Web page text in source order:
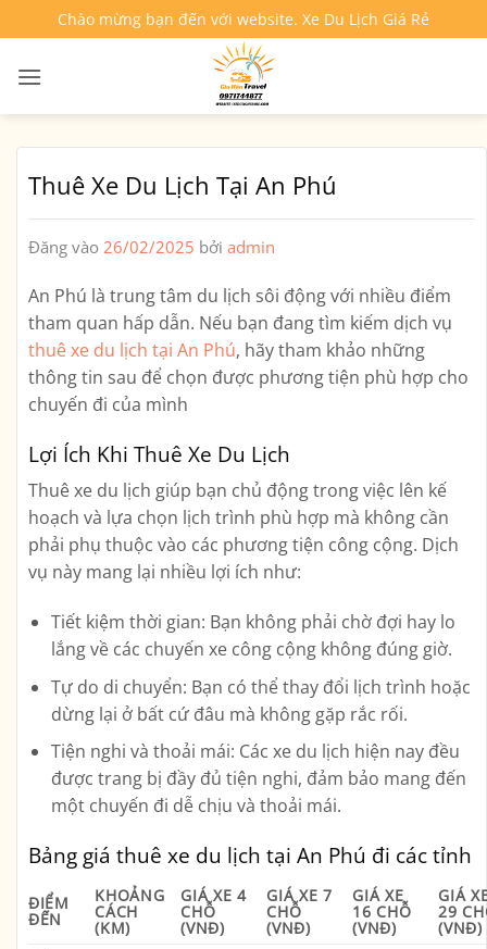
qua
nội
Chào mừng bạn đến với website. Xe Du Lịch Giá Rẻ
Thuê Xe Du Lịch Tại An Phú
Đăng vào 26/02/2025 bởi admin
An Phú là trung tâm du lịch sôi động với nhiều điểm
tham quan hấp dẫn. Nếu bạn đang tìm kiếm dịch vụ
thuê xe du lịch tại An Phú, hãy tham khảo những
thông tin sau để chọn được phương tiện phù hợp cho
chuyến đi của mình
Lợi Ích Khi Thuê Xe Du Lịch
Thuê xe du lịch giúp bạn chủ động trong việc lên kế
hoạch và lựa chọn lịch trình phù hợp mà không cần
phải phụ thuộc vào các phương tiện công cộng. Dịch
vụ này mang lại nhiều lợi ích như:
Tiết kiệm thời gian: Bạn không phải chờ đợi hay lo
lắng về các chuyến xe công cộng không đúng giờ.
Tự do di chuyển: Bạn có thể thay đổi lịch trình hoặc
dừng lại ở bất cứ đâu mà không gặp rắc rối.
Tiện nghi và thoải mái: Các xe du lịch hiện nay đều
được trang bị đầy đủ tiện nghi, đảm bảo mang đến
một chuyến đi dễ chịu và thoải mái.
Bảng giá thuê xe du lịch tại An Phú đi các tỉnh
ĐIỂM
ĐẾN
KHOẢNG
CÁCH
(KM)
GIÁ XE 4
CHỖ
(VNĐ)
GIÁ XE 7
CHỖ
(VNĐ)
GIÁ XE
16 CHỖ
(VNĐ)
GIÁ
29
(VNĐ)